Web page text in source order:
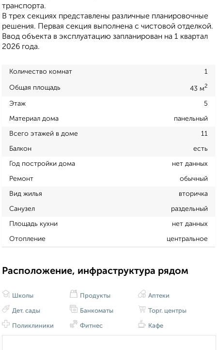
транспорта.
В трех секциях представлены различные планировочные
решения. Первая секция выполнена с чистовой отделкой.
Ввод объекта в эксплуатацию запланирован на 1 квартал
2026 года.
Количество комнат 1
Общая площадь 43 м2
Этаж 5
Материал дома панельный
Всего этажей в доме 11
Балкон есть
Год постройки дома нет данных
Ремонт обычный
Вид жилья вторичка
Санузел раздельный
Площадь кухни нет данных
Отопление центральное
Расположение, инфраструктура рядом
Школы
Дет. сады
Поликлиники
Продукты
Банкоматы
Фитнес
Аптеки
Торг. центры
Кафе